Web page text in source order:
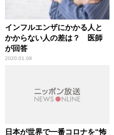
インフルエンザにかかる人と
かからない人の差は？ 医師
が回答
2020.01.08
日本が世界で一番コロナを“怖